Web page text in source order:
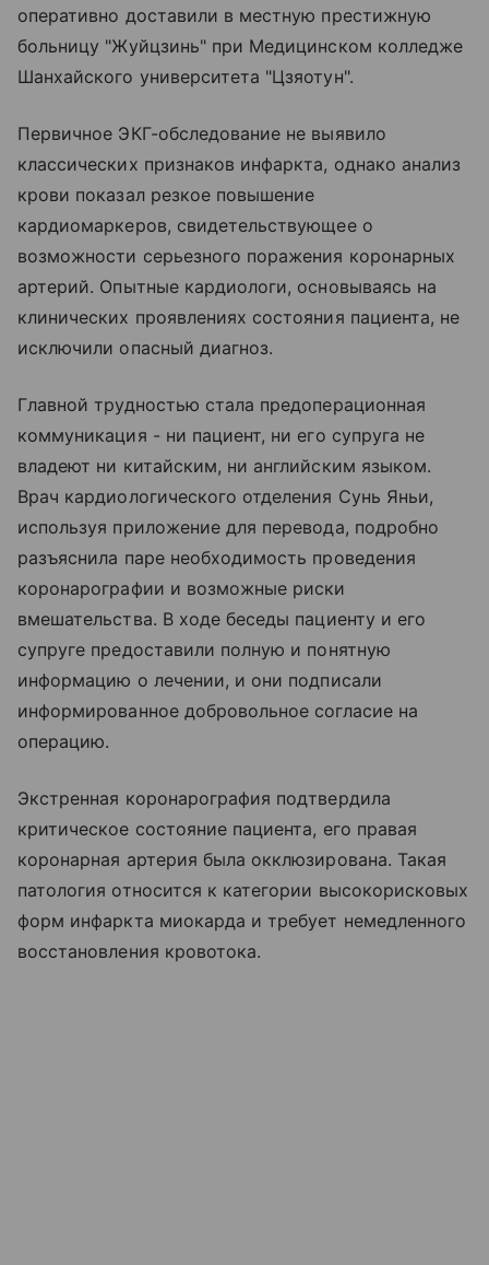
оперативно доставили в местную престижную
больницу "Жуйцзинь" при Медицинском колледже
Шанхайского университета "Цзяотун".
Первичное ЭКГ-обследование не выявило
классических признаков инфаркта, однако анализ
крови показал резкое повышение
кардиомаркеров, свидетельствующее о
возможности серьезного поражения коронарных
артерий. Опытные кардиологи, основываясь на
клинических проявлениях состояния пациента, не
исключили опасный диагноз.
Главной трудностью стала предоперационная
коммуникация - ни пациент, ни его супруга не
владеют ни китайским, ни английским языком.
Врач кардиологического отделения Сунь Яньи,
используя приложение для перевода, подробно
разъяснила паре необходимость проведения
коронарографии и возможные риски
вмешательства. В ходе беседы пациенту и его
супруге предоставили полную и понятную
информацию о лечении, и они подписали
информированное добровольное согласие на
операцию.
Экстренная коронарография подтвердила
критическое состояние пациента, его правая
коронарная артерия была окклюзирована. Такая
патология относится к категории высокорисковых
форм инфаркта миокарда и требует немедленного
восстановления кровотока.